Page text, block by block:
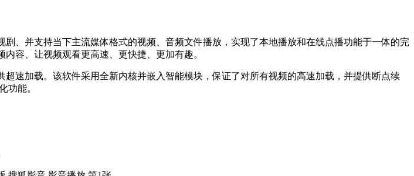
、并支持当下主流媒体格式的视频、音频文件播放，实现了本地播放和在线点播功能于一体的完
容、让视频观看更高速、更快捷、更加有趣。
速加载。该软件采用全新内核并嵌入智能模块，保证了对所有视频的高速加载，并提供断点续
功能。